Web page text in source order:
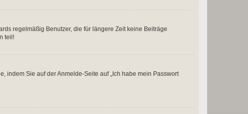
regelmäßig Benutzer, die für längere Zeit keine Beiträge
teil!
indem Sie auf der Anmelde-Seite auf „Ich habe mein Passwort